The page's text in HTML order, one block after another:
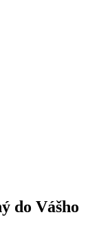
do Vášho